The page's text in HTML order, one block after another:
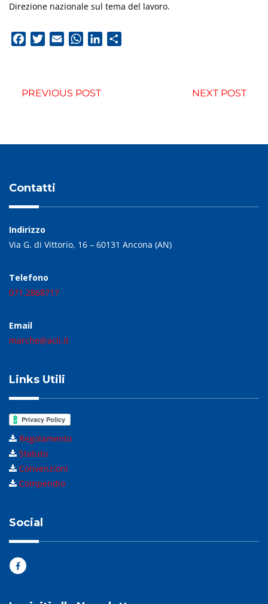
Direzione nazionale sul tema del lavoro.
FacebookTwitterEmail WhatsApp
LinkedIn
PREVIOUS POST NEXT POST
Contatti
Indirizzo
Via G. di Vittorio, 16 – 60131 Ancona (AN)
Telefono
071.2868717
Email
marche@acli.it
Links Utili
Regolamento
Statuto
Convenzioni
Compendio
Social